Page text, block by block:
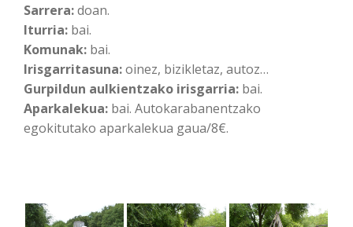
Sarrera:doan.
Iturria: bai.
Komunak: bai.
Irisgarritasuna:oinez, bizikletaz, autoz…
Gurpildun aulkientzako irisgarria: bai.
Aparkalekua: bai. Autokarabanentzako
egokitutako aparkalekua gaua/8€.